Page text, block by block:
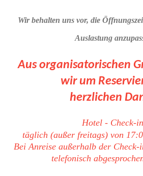
Wir behalten uns vor, die
Auslastung
Aus organisatorischen
wir um
herzlichen
Hotel - Check-
täglich (außer freitags) von
Bei Anreise außerhalb der Check-
telefonisch